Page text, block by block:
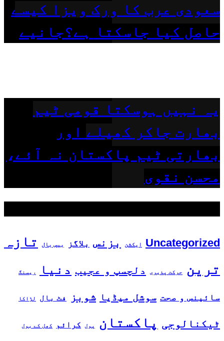
سعودی عرب کا ورک ویزا کیسے
حاصل کیا جاسکتا ہے؟جانیے
یہ نہیں ہوسکتا قومی ٹیم
بھارت جاکر کھیلے اور
بھارتی ٹیم پاکستان نہ آئے،
محسن نقوی
Uncategorized ایکشن بزنس بلاگز بیس بال
تازہ
ترین
حرکت پذیری دلچسپ و عجیب دنیا ریسنگ
سائینس و صحت سوشل میڈیا شوبز فٹ بال لڑاکا
ٹیکنالوجی پاکستان پول کرائم کھل کے بول